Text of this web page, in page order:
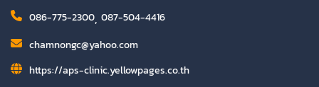
086-775-2300, 087-504-4416
chamnongc@yahoo.com
https://aps-clinic.yellowpages.co.th